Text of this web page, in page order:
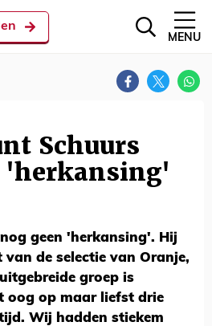
MENU
Schuurs
geen 'herkansing'. Hij
de selectie van Oranje,
groep is
oog op maar liefst drie
Wij hadden stiekem